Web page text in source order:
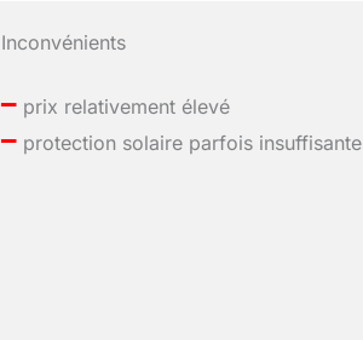
Inconvénients
– prix relativement élevé
– protection solaire parfois insuffisante